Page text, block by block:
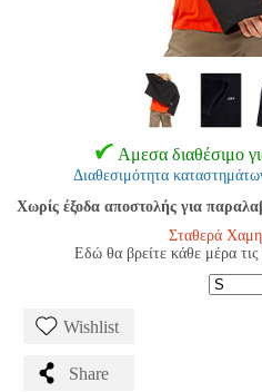
Αμεσα διαθέσιμο
Διαθεσιμότητα
Χωρίς έξοδα αποστολής για
Σταθερά
Εδώ θα βρείτε κάθε μέρα τις
Wishlist
Share